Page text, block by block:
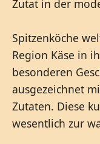
Zutat in der
Spitzenköche
Region Käse in
besonderen
ausgezeichnet
Zutaten. Diese
wesentlich zur